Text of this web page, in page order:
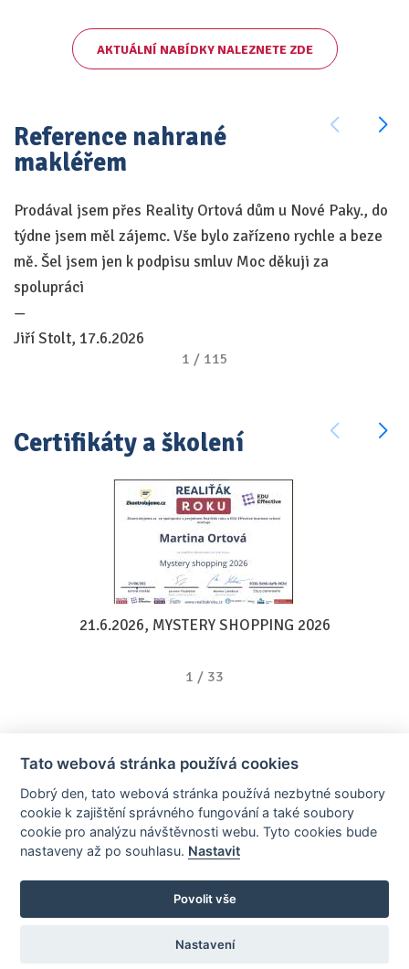
AKTUÁLNÍ NABÍDKY NALEZNETE ZDE
Reference nahrané
makléřem
Prodával jsem přes Reality Ortová dům u Nové Paky., do
týdne jsem měl zájemc. Vše bylo zařízeno rychle a beze
mě. Šel jsem jen k podpisu smluv Moc děkuji za
spolupráci
—
Jiří Stolt, 17.6.2026
1 / 115
Certifikáty a školení
21.6.2026, MYSTERY SHOPPING 2026
1 / 33
Stránky vytvořeny v iD-SIGN
Provozovatelem tohoto serveru je společnost AllCzech Promotion, s.r.o.,
08208107, zapsaná v obchodním rejstříku vedeném Městským soudem v
Tato webová stránka používá cookies
Dobrý den, tato webová stránka používá nezbytné soubory
cookie k zajištění správného fungování a také soubory
cookie pro analýzu návštěvnosti webu. Tyto cookies bude
nastaveny až po souhlasu. Nastavit
Povolit vše
Nastavení